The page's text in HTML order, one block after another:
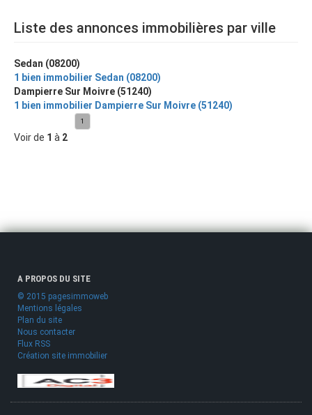
Liste des annonces immobilières par ville
Sedan (08200)
1 bien immobilier Sedan (08200)
Dampierre Sur Moivre (51240)
1 bien immobilier Dampierre Sur Moivre (51240)
Voir de 1 à 2
1
A PROPOS DU SITE
© 2015 pagesimmoweb
Mentions légales
Plan du site
Nous contacter
Flux RSS
Création site immobilier